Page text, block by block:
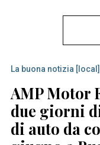
r
c
h
f
o
La buona notizia [local]
AMP Motor
due giorni
di auto da